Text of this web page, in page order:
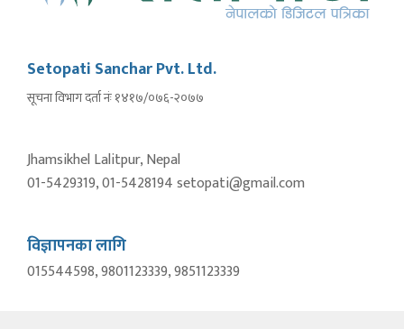
Setopati Sanchar Pvt. Ltd.
सूचना विभाग दर्ता नंः १४१७/०७६-२०७७
Jhamsikhel Lalitpur, Nepal
01-5429319, 01-5428194 setopati@gmail.com
विज्ञापनका लागि
015544598, 9801123339, 9851123339